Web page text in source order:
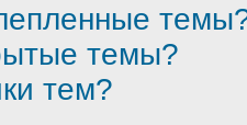
темы?
тем?